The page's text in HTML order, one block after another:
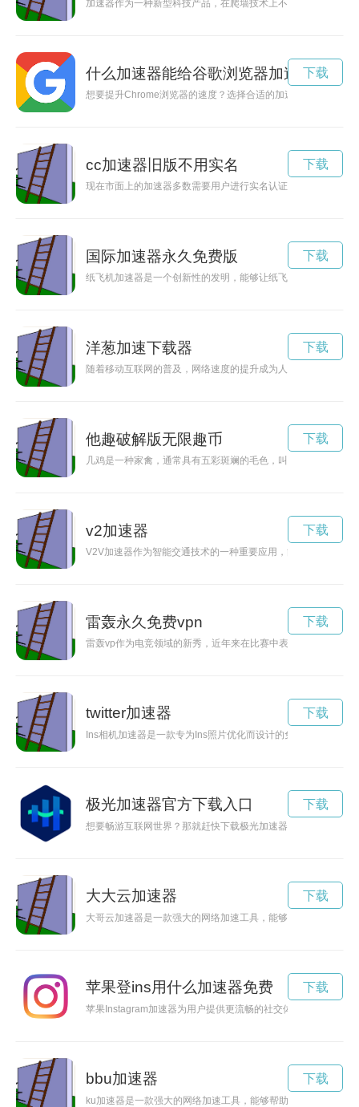
加速器作为一种新型科技产品，在爬墙技术上不断取得突破，
什么加速器能给谷歌浏览器加速
想要提升Chrome浏览器的速度？选择合适的加速器是一个重
下载
cc加速器旧版不用实名
现在市面上的加速器多数需要用户进行实名认证，但是有一些
下载
国际加速器永久免费版
纸飞机加速器是一个创新性的发明，能够让纸飞机的飞行轨迹
下载
洋葱加速下载器
随着移动互联网的普及，网络速度的提升成为人们关注的焦点
下载
他趣破解版无限趣币
几鸡是一种家禽，通常具有五彩斑斓的毛色，叫声特别清脆悦耳
下载
v2加速器
V2V加速器作为智能交通技术的一种重要应用，能够有效提高
下载
雷轰永久免费vpn
雷轰vp作为电竞领域的新秀，近年来在比赛中表现出色，吸引
下载
twitter加速器
Ins相机加速器是一款专为Ins照片优化而设计的免费应用程序
下载
极光加速器官方下载入口
想要畅游互联网世界？那就赶快下载极光加速器最新版本，让
下载
大大云加速器
大哥云加速器是一款强大的网络加速工具，能够帮助用户快速
下载
苹果登ins用什么加速器免费
苹果Instagram加速器为用户提供更流畅的社交体验，在快速浏
下载
bbu加速器
ku加速器是一款强大的网络加速工具，能够帮助用户在网络环
下载